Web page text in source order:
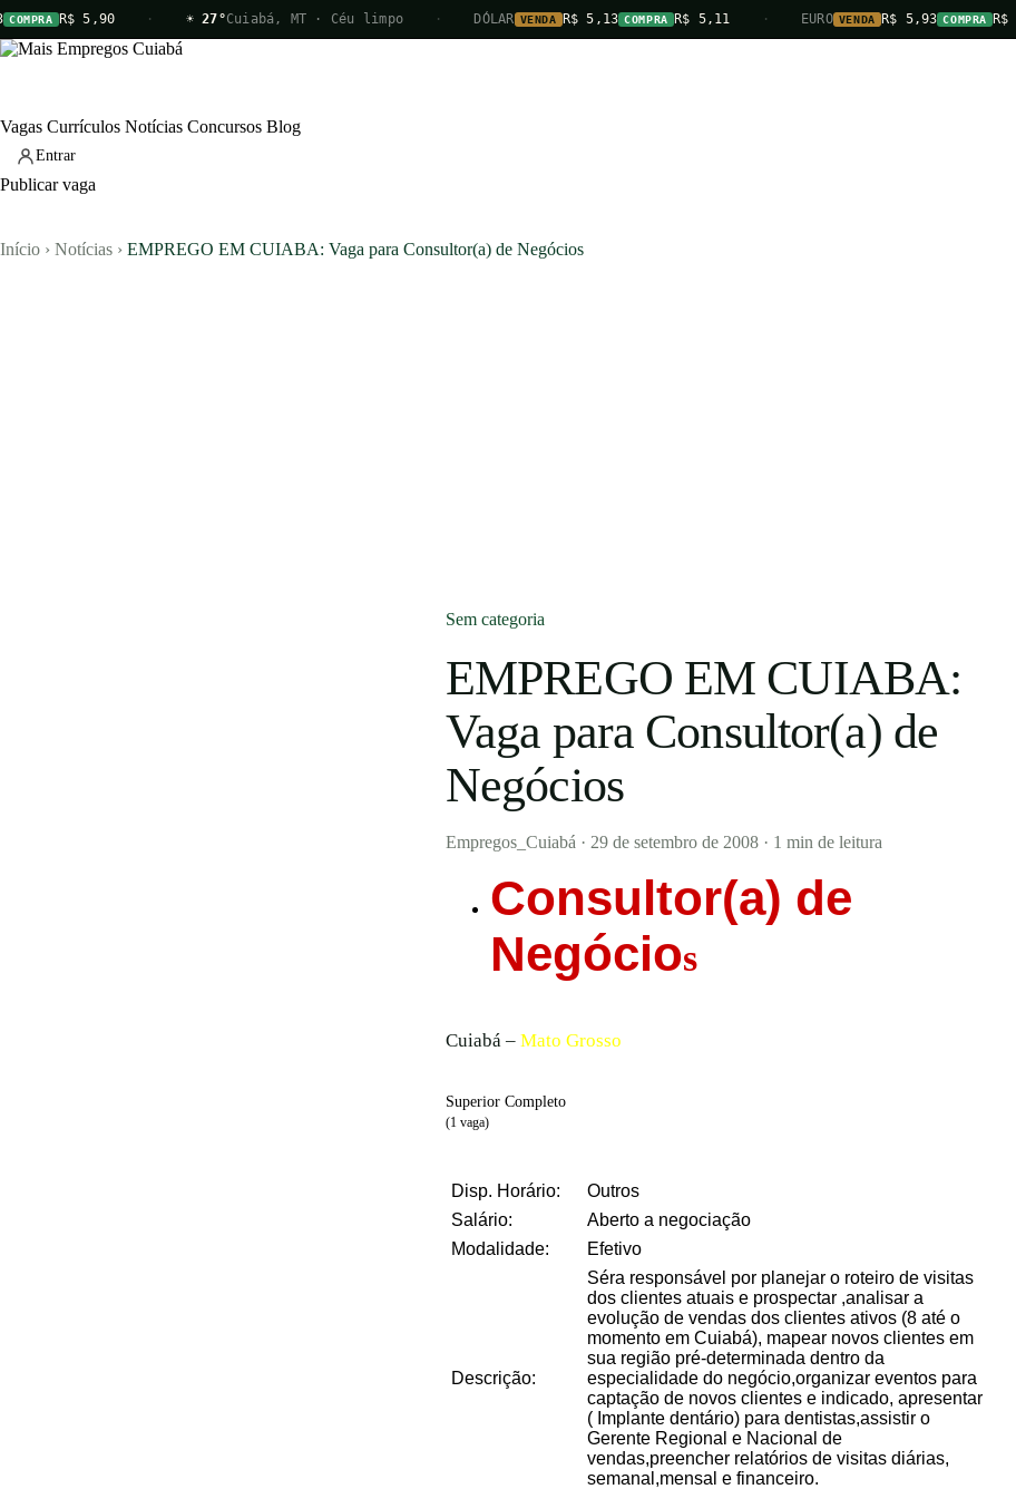
5,90 · ☀ 27° Cuiabá, MT · Céu limpo · DÓLAR VENDA R$ 5,13 COMPRA R$ 5,11 · EURO VENDA R$ 5,93 COMPRA R$ 5,90
Vagas Currículos Notícias Concursos Blog
Entrar
Publicar vaga
Início › Notícias › EMPREGO EM CUIABA: Vaga para Consultor(a) de Negócios
Sem categoria
EMPREGO EM CUIABA:
Vaga para Consultor(a) de
Negócios
Empregos_Cuiabá · 29 de setembro de 2008 · 1 min de leitura
Consultor(a) de
Negócios
Cuiabá – Mato Grosso
Superior Completo
(1 vaga)
Disp. Horário:
Outros
Salário:
Aberto a negociação
Modalidade:
Efetivo
Descrição:
Séra responsável por planejar o roteiro de visitas
dos clientes atuais e prospectar ,analisar a
evolução de vendas dos clientes ativos (8 até o
momento em Cuiabá), mapear novos clientes em
sua região pré-determinada dentro da
especialidade do negócio,organizar eventos para
captação de novos clientes e indicado, apresentar
( Implante dentário) para dentistas,assistir o
Gerente Regional e Nacional de
vendas,preencher relatórios de visitas diárias,
semanal,mensal e financeiro.